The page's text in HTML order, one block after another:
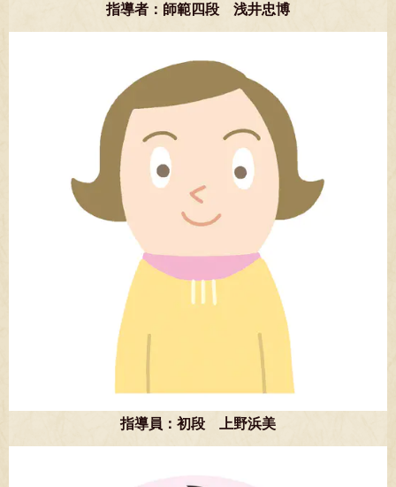
指導者：師範四段 浅井忠博
指導員：初段 上野浜美